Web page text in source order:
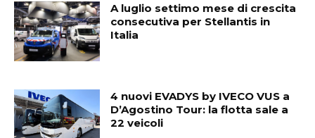
A luglio settimo mese di crescita
consecutiva per Stellantis in
Italia
4 nuovi EVADYS by IVECO VUS a
D’Agostino Tour: la flotta sale a
22 veicoli